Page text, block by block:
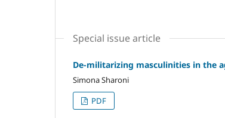
Special issue article
De-militarizing masculinities in the
Simona Sharoni
PDF